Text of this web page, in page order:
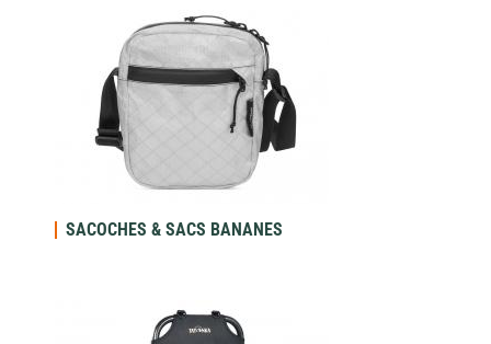
SACOCHES & SACS BANANES